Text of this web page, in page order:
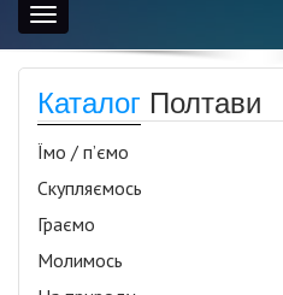
Toggle
navigation
Каталог Полтави
Їмо / п’ємо
Скупляємось
Граємо
Молимось